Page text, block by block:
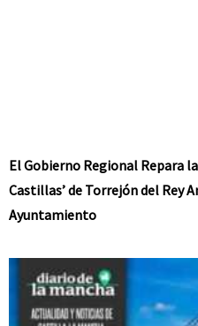
El Gobierno Regional Repara
Castillas’ de Torrejón del Rey
Ayuntamiento